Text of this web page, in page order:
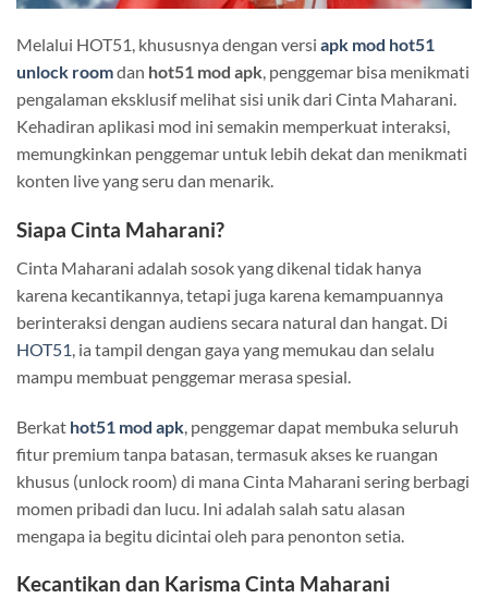
Melalui HOT51, khususnya dengan versi apk mod hot51
unlock roomdan hot51 mod apk, penggemar bisa menikmati
pengalaman eksklusif melihat sisi unik dari Cinta Maharani.
Kehadiran aplikasi mod ini semakin memperkuat interaksi,
memungkinkan penggemar untuk lebih dekat dan menikmati
konten live yang seru dan menarik.
Siapa Cinta Maharani?
Cinta Maharani adalah sosok yang dikenal tidak hanya
karena kecantikannya, tetapi juga karena kemampuannya
berinteraksi dengan audiens secara natural dan hangat. Di
HOT51, ia tampil dengan gaya yang memukau dan selalu
mampu membuat penggemar merasa spesial.
Berkat hot51 mod apk , penggemar dapat membuka seluruh
fitur premium tanpa batasan, termasuk akses ke ruangan
khusus (unlock room) di mana Cinta Maharani sering berbagi
momen pribadi dan lucu. Ini adalah salah satu alasan
mengapa ia begitu dicintai oleh para penonton setia.
Kecantikan dan Karisma Cinta Maharani